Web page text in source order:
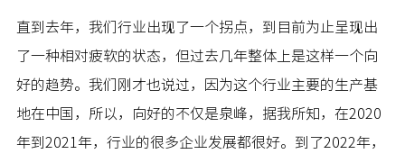
直到去年，我们行业出现了一个拐点，到目前为止呈现出
了一种相对疲软的状态，但过去几年整体上是这样一个向
好的趋势。我们刚才也说过，因为这个行业主要的生产基
地在中国，所以，向好的不仅是泉峰，据我所知，在2020
年到2021年，行业的很多企业发展都很好。到了2022年，